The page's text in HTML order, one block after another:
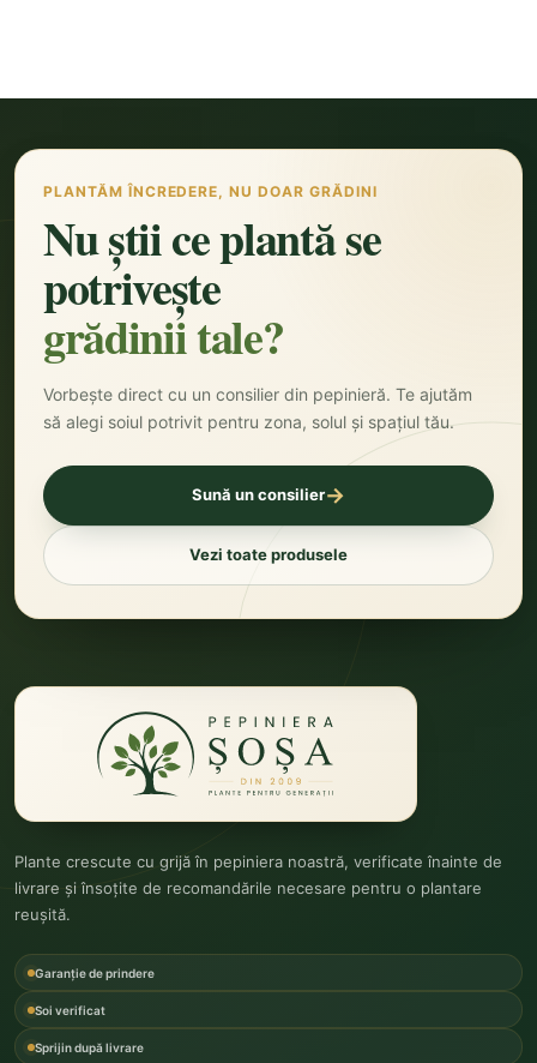
PLANTĂM ÎNCREDERE, NU DOAR GRĂDINI
Nu știi ce plantă se
potrivește
grădinii tale?
Vorbește direct cu un consilier din pepinieră. Te ajutăm
să alegi soiul potrivit pentru zona, solul și spațiul tău.
Sună un consilier→
Vezi toate produsele
Plante crescute cu grijă în pepiniera noastră, verificate înainte de
livrare și însoțite de recomandările necesare pentru o plantare
reușită.
Garanție de prindere
Soi verificat
Sprijin după livrare